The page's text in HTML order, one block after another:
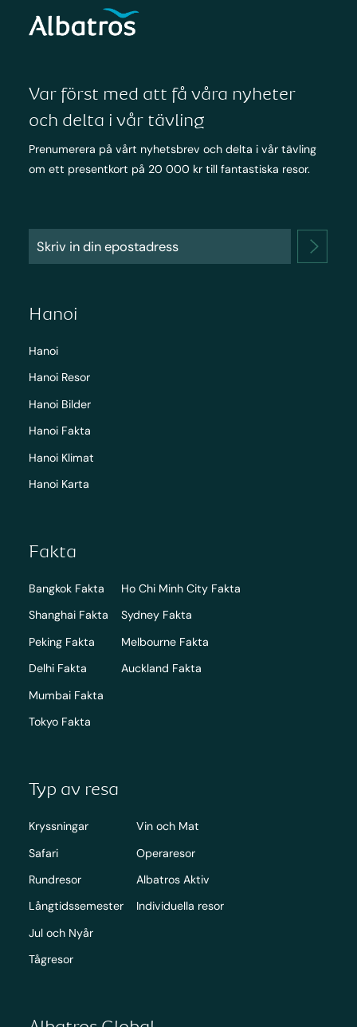
Var först med att få våra nyheter
och delta i vår tävling
Prenumerera på vårt nyhetsbrev och delta i vår tävling
om ett presentkort på 20 000 kr till fantastiska resor.
Hanoi
Hanoi
Hanoi Resor
Hanoi Bilder
Hanoi Fakta
Hanoi Klimat
Hanoi Karta
Fakta
Bangkok Fakta
Shanghai Fakta
Peking Fakta
Delhi Fakta
Mumbai Fakta
Tokyo Fakta
Ho Chi Minh City Fakta
Sydney Fakta
Melbourne Fakta
Auckland Fakta
Typ av resa
Kryssningar
Safari
Rundresor
Långtidssemester
Jul och Nyår
Tågresor
Vin och Mat
Operaresor
Albatros Aktiv
Individuella resor